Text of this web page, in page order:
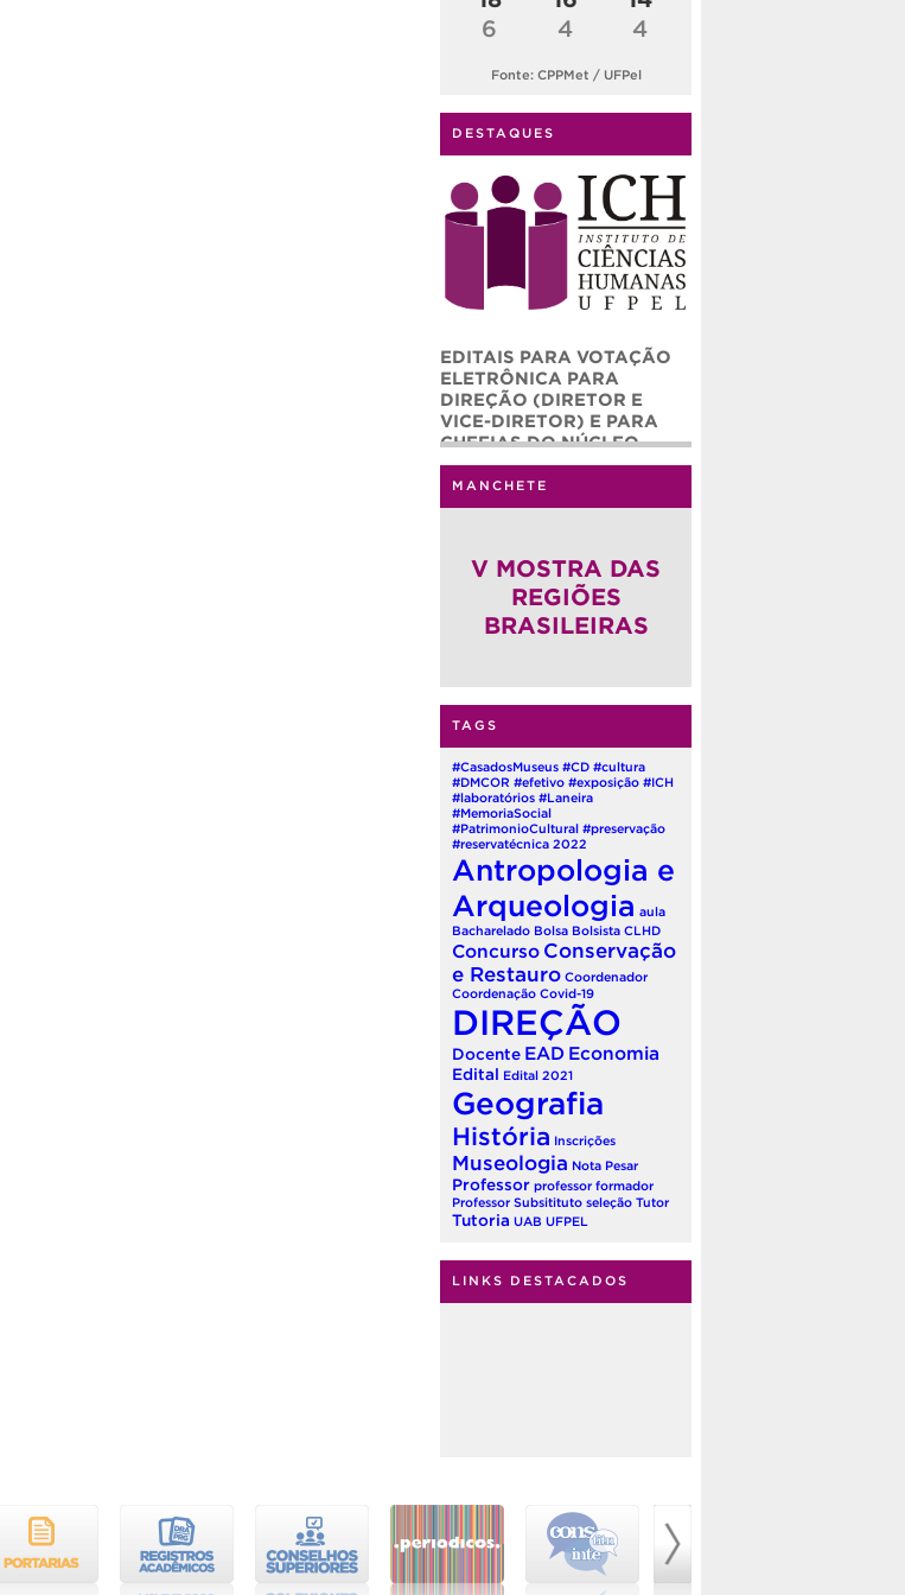
6
4
4
Fonte: CPPMet / UFPel
DESTAQUES
EDITAIS PARA VOTAÇÃO
ELETRÔNICA PARA
DIREÇÃO (DIRETOR E
VICE-DIRETOR) E PARA
CHEFIAS DO NÚCLEO
ADMINISTRATIVO (CHEFE
E CHEFE ADJUNTO) DO
INSTITUTO DE CIÊNCIAS
MANCHETE
V MOSTRA DAS
REGIÕES
BRASILEIRAS
TAGS
#CasadosMuseus #CD #cultura
#DMCOR #efetivo #exposição #ICH
#laboratórios #Laneira
#MemoriaSocial
#PatrimonioCultural #preservação
#reservatécnica 2022
Antropologia e
Arqueologia aula
Bacharelado Bolsa Bolsista CLHD
Concurso Conservação
e Restauro Coordenador
Coordenação Covid-19
DIREÇÃO
Docente EAD Economia
Edital Edital 2021
Geografia
História Inscrições
Museologia Nota Pesar
Professor professor formador
Professor Subsitituto seleção Tutor
Tutoria UAB UFPEL
LINKS DESTACADOS